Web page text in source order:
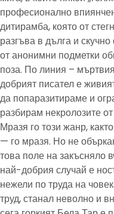
професионално
дитирамба, която от
разгъва в дълга и
от анонимни подметки
поза. По линия –
добрият писател е
да попаразитираме и
разбирам некролозите
Мразя го този жанр,
— го мразя. Но не
това поле на закъсняло
най-добрия случай е
нежели по труда на
труд, станал неволно и